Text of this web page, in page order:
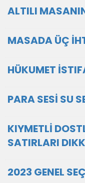
ALTILI
MASADA ÜÇ
HÜKUMET
PARA SESİ SU
KIYMETLİ
SATIRLARI
2023 GENEL